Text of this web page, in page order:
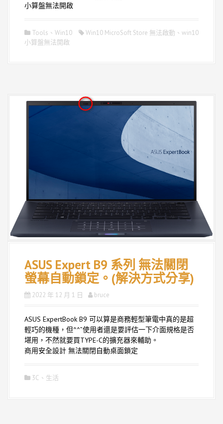
小算盤無法開啟
Tools 、 Win10 Win10 MicroSoft Store 無法啟動 、 win10
小算盤無法開啟
ASUS Expert B9 系列 無法關閉
螢幕自動鎖定。(解決方式分享)
2022 年 12 月 1 日 bruce
ASUS ExpertBook B9 可以算是商務輕型筆電中真的是超
輕巧的機種，但^^”使用者還是要評估一下介面規格是否
堪用，不然就要買TYPE-C的擴充器來輔助。
商用安全設計 無法關閉自動桌面鎖定
3C 、 生活